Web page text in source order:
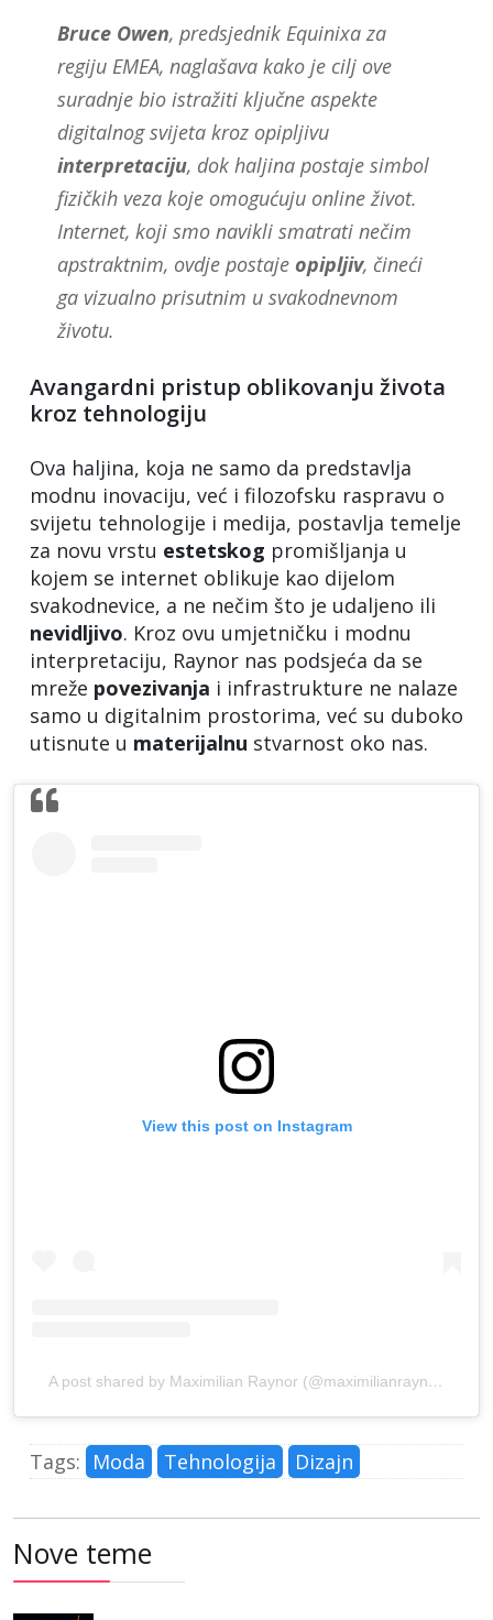
Bruce Owen, predsjednik Equinixa za
regiju EMEA, naglašava kako je cilj ove
suradnje bio istražiti ključne aspekte
digitalnog svijeta kroz opipljivu
interpretaciju, dok haljina postaje simbol
fizičkih veza koje omogućuju online život.
Internet, koji smo navikli smatrati nečim
apstraktnim, ovdje postaje opipljiv, čineći
ga vizualno prisutnim u svakodnevnom
životu.
Avangardni pristup oblikovanju života
kroz tehnologiju
Ova haljina, koja ne samo da predstavlja
modnu inovaciju, već i filozofsku raspravu o
svijetu tehnologije i medija, postavlja temelje
za novu vrstu estetskog promišljanja u
kojem se internet oblikuje kao dijelom
svakodnevice, a ne nečim što je udaljeno ili
nevidljivo. Kroz ovu umjetničku i modnu
interpretaciju, Raynor nas podsjeća da se
mreže povezivanja i infrastrukture ne nalaze
samo u digitalnim prostorima, već su duboko
utisnute u materijalnu stvarnost oko nas.
View this post on Instagram
A post shared by Maximilian Raynor (@maximilianraynor)
Tags: Moda Tehnologija Dizajn
Nove teme